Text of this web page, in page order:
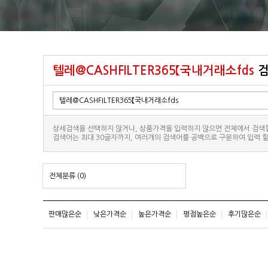
텔레@CASHFILTER365【국내거래소fds
상세검색을 선택하지 않거나, 상품가격을 입력하지 않으면 전체에서 검색
검색어는 최대 30글자까지, 여러개의 검색어를 공백으로 구분하여 입력
전체분류 (0)
판매많은순 낮은가격순 높은가격순 평점높은순 후기많은순